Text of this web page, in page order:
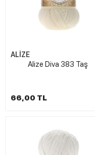
ALİZE
Alize Diva 383 Taş
66,00 TL